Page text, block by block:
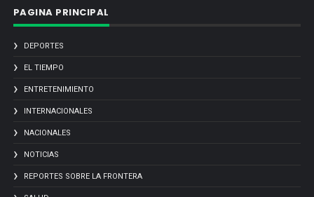
PAGINA PRINCIPAL
DEPORTES
EL TIEMPO
ENTRETENIMIENTO
INTERNACIONALES
NACIONALES
NOTICIAS
REPORTES SOBRE LA FRONTERA